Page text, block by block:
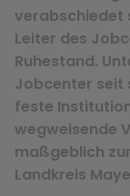
verabschiedet
Leiter des
Ruhestand.
Jobcenter seit
feste
wegweisende
maßgeblich
Landkreis